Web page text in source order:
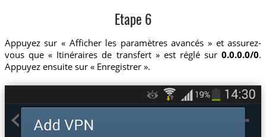
Etape 6
Appuyez sur « Afficher les paramètres avancés » et assurez-
vous que « Itinéraires de transfert » est réglé sur0.0.0.0/0.
Appuyez ensuite sur « Enregistrer ».